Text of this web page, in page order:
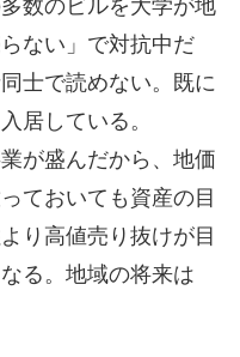
数のビルを大学が地
ない」で対抗中だ
士で読めない。既に
居している。
が盛んだから、地価
ておいても資産の目
り高値売り抜けが目
る。地域の将来は